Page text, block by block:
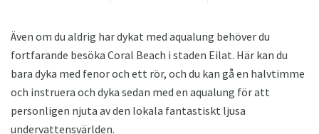
Även om du aldrig har dykat med aqualung behöver du
fortfarande besöka Coral Beach i staden Eilat. Här kan du
bara dyka med fenor och ett rör, och du kan gå en halvtimme
och instruera och dyka sedan med en aqualung för att
personligen njuta av den lokala fantastiskt ljusa
undervattensvärlden.